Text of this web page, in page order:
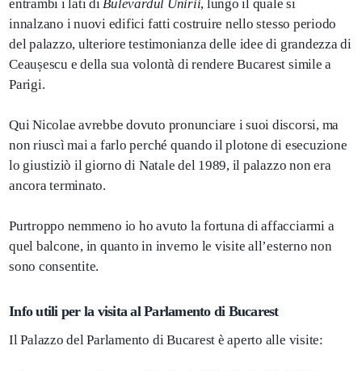
entrambi i lati diBulevardul Unirii, lungo il quale si
innalzano i nuovi edifici fatti costruire nello stesso periodo
del palazzo, ulteriore testimonianza delle idee di grandezza di
Ceaușescu e della sua volontà di rendere Bucarest simile a
Parigi.
Qui Nicolae avrebbe dovuto pronunciare i suoi discorsi, ma
non riuscì mai a farlo perché quando il plotone di esecuzione
lo giustiziò il giorno di Natale del 1989, il palazzo non era
ancora terminato.
Purtroppo nemmeno io ho avuto la fortuna di affacciarmi a
quel balcone, in quanto in inverno le visite all’esterno non
sono consentite.
Info utili per la visita al Parlamento di Bucarest
Il Palazzo del Parlamento di Bucarest è aperto alle visite: